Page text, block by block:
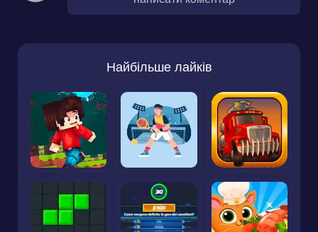
Найбільше лайків